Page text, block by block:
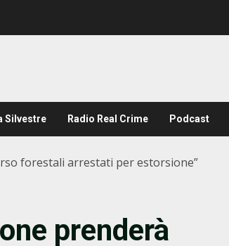
Silvestre Radio Real Crime Podcast
forestali arrestati per estorsione”
prenderà